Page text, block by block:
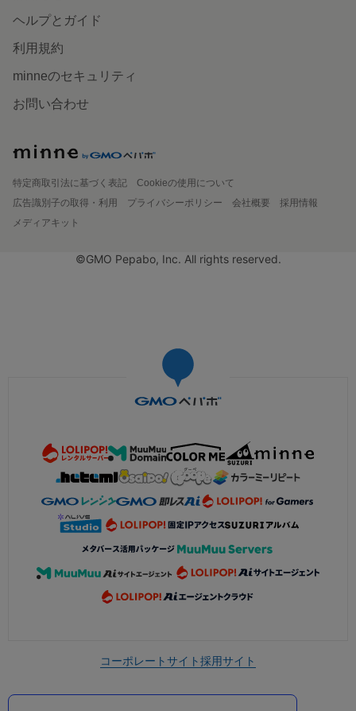
ヘルプとガイド
利用規約
minneのセキュリティ
お問い合わせ
特定商取引法に基づく表記
Cookieの使用について
広告識別子の取得・利用
プライバシーポリシー 会社概要
採用情報
メディアキット
©GMO Pepabo, Inc. All rights reserved.
コーポレートサイト採用サイト